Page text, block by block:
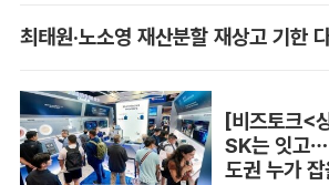
최태원·노소영 재산분할 재상고 기한
[비즈토크<
SK는 잇고
도권 누가